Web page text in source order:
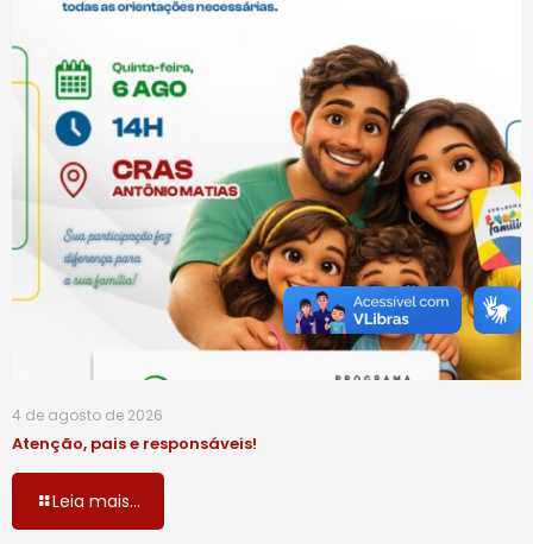
4 de agosto de 2026
Atenção, pais e responsáveis!
Leia mais...